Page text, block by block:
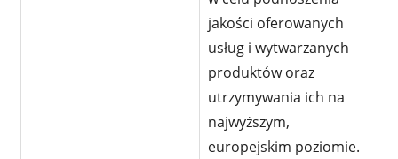
jakości oferowanych
usług i wytwarzanych
produktów oraz
utrzymywania ich na
najwyższym,
europejskim poziomie.